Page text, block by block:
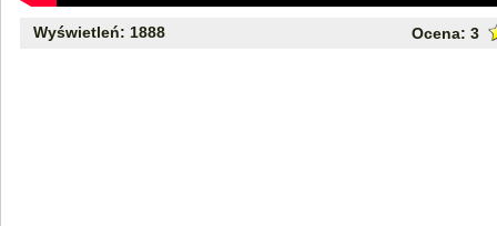
Wyświetleń: 1888 Ocena: 3